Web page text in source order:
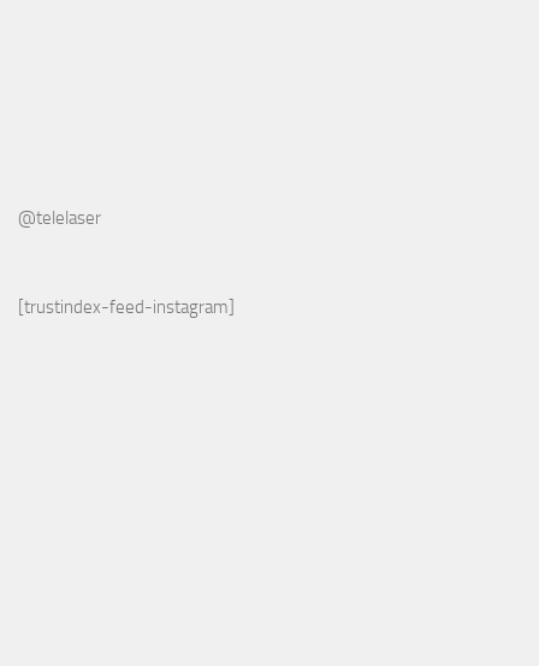
@telelaser
[trustindex-feed-instagram]